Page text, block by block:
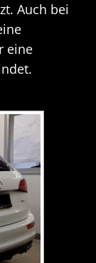
Auch bei
eine